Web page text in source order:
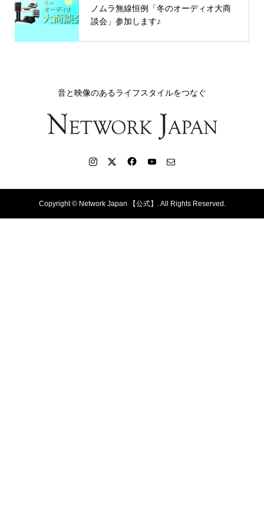
ノムラ無線恒例「冬のオーディオ大商
談会」参加します♪
音と映像のあるライフスタイルをつなぐ
Copyright ©Network Japan 【公式】. All Rights Reserved.